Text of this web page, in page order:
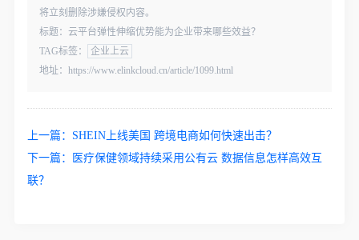
将立刻删除涉嫌侵权内容。
标题：云平台弹性伸缩优势能为企业带来哪些效益？
TAG标签：
企业上云
地址：https://www.elinkcloud.cn/article/1099.html
上一篇： SHEIN上线美国 跨境电商如何快速出击？
下一篇：
医疗保健领域持续采用公有云 数据信息怎样高效互
联？